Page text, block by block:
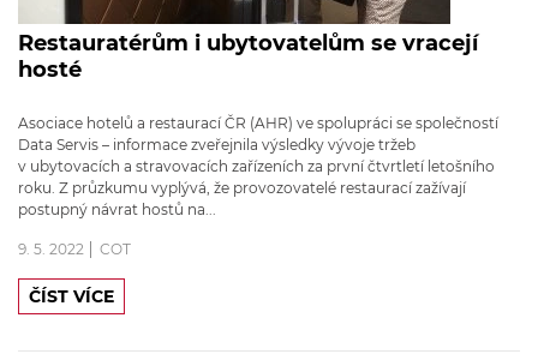
Restauratérům i ubytovatelům se vracejí
hosté
Asociace hotelů a restaurací ČR (AHR) ve spolupráci se společností
Data Servis – informace zveřejnila výsledky vývoje tržeb
v ubytovacích a stravovacích zařízeních za první čtvrtletí letošního
roku. Z průzkumu vyplývá, že provozovatelé restaurací zažívají
postupný návrat hostů na...
9. 5. 2022 COT
ČÍST VÍCE